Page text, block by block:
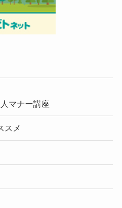
マナー講座
スメ